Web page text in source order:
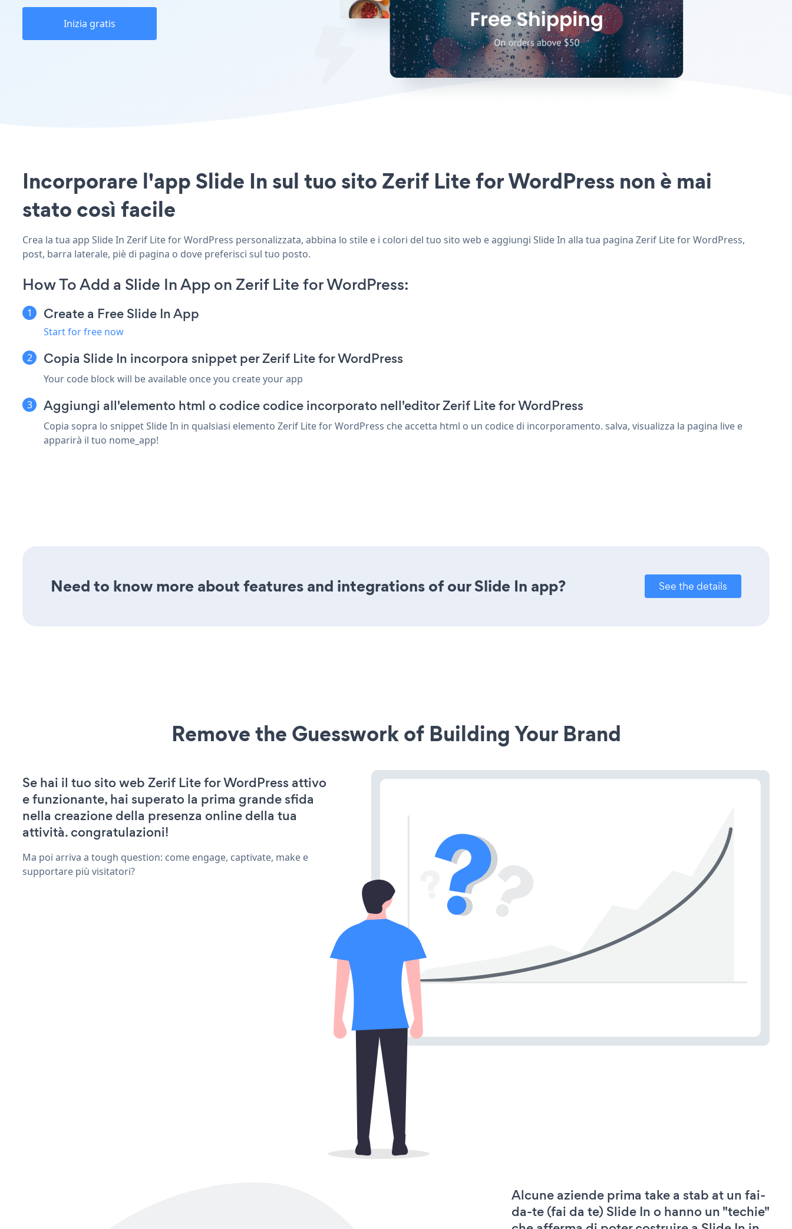
Inizia gratis
Incorporare l'app Slide In sul tuo sito Zerif Lite for WordPress non è mai
stato così facile
Crea la tua app Slide In Zerif Lite for WordPress personalizzata, abbina lo stile e i colori del tuo sito web e aggiungi Slide In alla tua pagina Zerif Lite for WordPress,
post, barra laterale, piè di pagina o dove preferisci sul tuo posto.
How To Add a Slide In App on Zerif Lite for WordPress:
Create a Free Slide In App
Start for free now
Copia Slide In incorpora snippet per Zerif Lite for WordPress
Your code block will be available once you create your app
Aggiungi all'elemento html o codice codice incorporato nell'editor Zerif Lite for WordPress
Copia sopra lo snippet Slide In in qualsiasi elemento Zerif Lite for WordPress che accetta html o un codice di incorporamento. salva, visualizza la pagina live e
apparirà il tuo nome_app!
Need to know more about features and integrations of our Slide In app? See the details
Remove the Guesswork of Building Your Brand
Se hai il tuo sito web Zerif Lite for WordPress attivo
e funzionante, hai superato la prima grande sfida
nella creazione della presenza online della tua
attività. congratulazioni!
Ma poi arriva a tough question: come engage, captivate, make e
supportare più visitatori?
Alcune aziende prima take a stab at un fai-
da-te (fai da te) Slide In o hanno un "techie"